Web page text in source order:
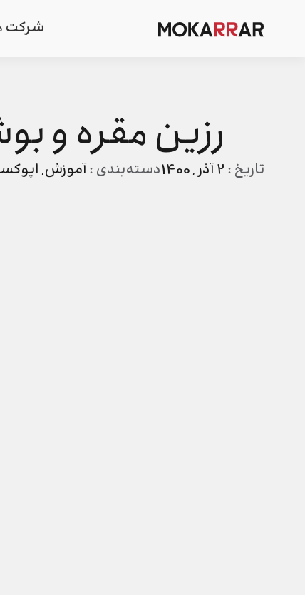
شرکت
رزین مقره و
تاریخ :2 آذر , 1400 دسته‌بندی :آموزش,